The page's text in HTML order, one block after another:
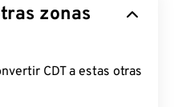
zonas
CDT a estas otras